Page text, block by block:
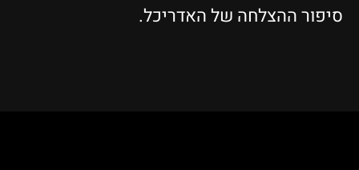
סיפור ההצלחה של האדריכל.